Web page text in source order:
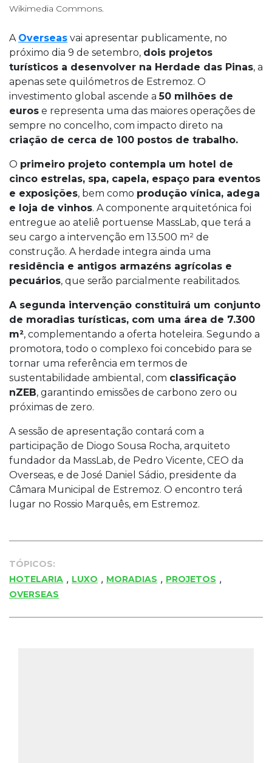
Wikimedia Commons.
A Overseas vai apresentar publicamente, no
próximo dia 9 de setembro, dois projetos
turísticos a desenvolver na Herdade das Pinas, a
apenas sete quilómetros de Estremoz. O
investimento global ascende a50 milhões de
euros e representa uma das maiores operações de
sempre no concelho, com impacto direto na
criação de cerca de 100 postos de trabalho.
O primeiro projeto contempla um hotel de
cinco estrelas, spa, capela, espaço para eventos
e exposições, bem como produção vínica, adega
e loja de vinhos. A componente arquitetónica foi
entregue ao ateliê portuense MassLab, que terá a
seu cargo a intervenção em 13.500 m² de
construção. A herdade integra ainda uma
residência e antigos armazéns agrícolas e
pecuários, que serão parcialmente reabilitados.
A segunda intervenção constituirá um conjunto
de moradias turísticas, com uma área de 7.300
m², complementando a oferta hoteleira. Segundo a
promotora, todo o complexo foi concebido para se
tornar uma referência em termos de
sustentabilidade ambiental, com classificação
nZEB, garantindo emissões de carbono zero ou
próximas de zero.
A sessão de apresentação contará com a
participação de Diogo Sousa Rocha, arquiteto
fundador da MassLab, de Pedro Vicente, CEO da
Overseas, e de José Daniel Sádio, presidente da
Câmara Municipal de Estremoz. O encontro terá
lugar no Rossio Marquês, em Estremoz.
TÓPICOS:
HOTELARIA , LUXO , MORADIAS , PROJETOS ,
OVERSEAS